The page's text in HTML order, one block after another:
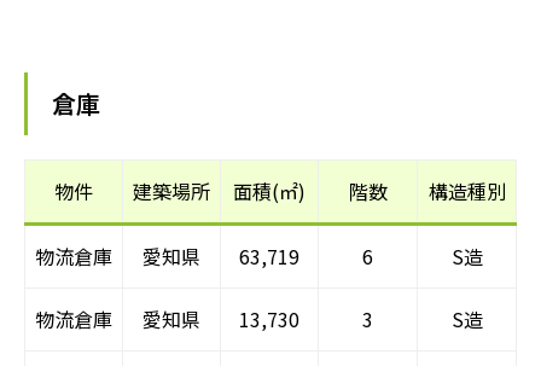
倉庫
物件 建築場所 面積(㎡) 階数 構造種別
物流倉庫 愛知県 63,719 6 S造
物流倉庫 愛知県 13,730 3 S造